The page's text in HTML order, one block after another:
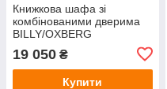
Книжкова шафа зі
комбінованими дверима
BILLY/OXBERG
495.818.13
19 050 ₴
Купити